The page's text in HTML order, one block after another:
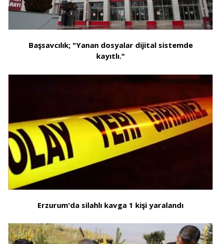
Başsavcılık; "Yanan dosyalar dijital sistemde
kayıtlı."
Erzurum'da silahlı kavga 1 kişi yaralandı